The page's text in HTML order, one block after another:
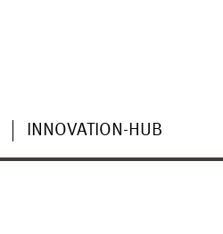
INNOVATION-HUB